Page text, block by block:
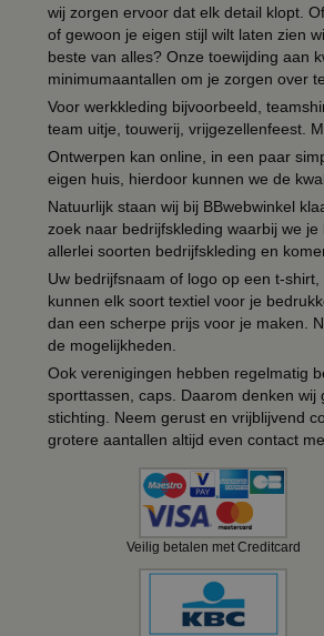
wij zorgen ervoor dat elk detail klopt.
of gewoon je eigen stijl wilt laten zien
beste van alles? Onze toewijding aan
minimumaantallen om je zorgen over
Voor werkkleding bijvoorbeeld,
team uitje, touwerij, vrijgezellenfeest.
Ontwerpen kan online, in een paar
eigen huis, hierdoor kunnen we de
Natuurlijk staan wij bij BBwebwinkel
zoek naar bedrijfskleding waarbij we
allerlei soorten bedrijfskleding en
Uw bedrijfsnaam of logo op een t-
kunnen elk soort textiel voor je
dan een scherpe prijs voor je maken.
de mogelijkheden.
Ook verenigingen hebben regelmatig
sporttassen, caps. Daarom denken
stichting. Neem gerust en vrijblijvend
grotere aantallen altijd even contact
Veilig betalen met Creditcard